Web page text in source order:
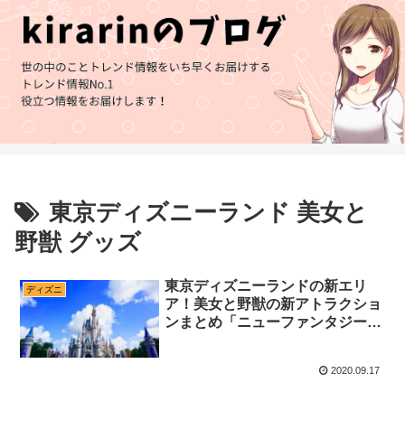
東京ディズニーランド 美女と
野獣 グッズ
ディズニ
東京ディズニーランドの新エリ
ア！美女と野獣の新アトラクショ
ンまとめ「ニューファンタジーラ
2020.09.17